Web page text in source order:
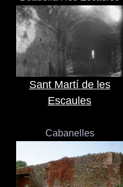
Sant Martí de les
Escaules
Cabanelles